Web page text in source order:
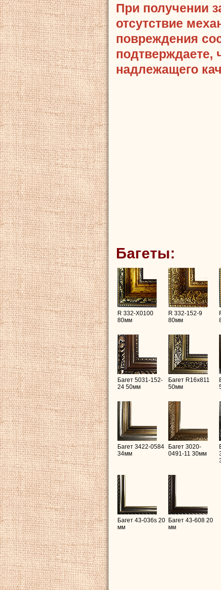
При получении
отсутствие
повреждения
подтверждаете,
надлежащего
Багеты:
R 332-X0100
80мм
R 332-152-9
80мм
Багет 5031-152-
24 50мм
Багет R16х811
50мм
Багет 3422-0584
34мм
Багет 3020-
0491-11 30мм
Багет 43-036s 20
мм
Багет 43-608 20
мм